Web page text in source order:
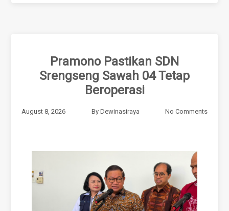
Pramono Pastikan SDN
Srengseng Sawah 04 Tetap
Beroperasi
August 8, 2026 By Dewinasiraya No Comments